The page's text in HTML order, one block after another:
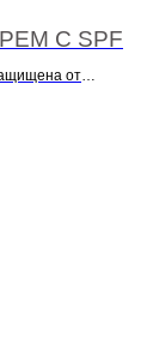
С SPF
от